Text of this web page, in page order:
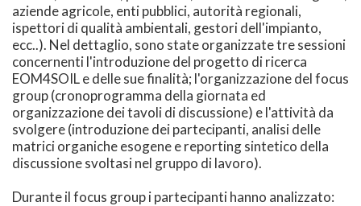
aziende agricole, enti pubblici, autorità regionali,
ispettori di qualità ambientali, gestori dell'impianto,
ecc..). Nel dettaglio, sono state organizzate tre sessioni
concernenti l'introduzione del progetto di ricerca
EOM4SOIL e delle sue finalità; l'organizzazione del focus
group (cronoprogramma della giornata ed
organizzazione dei tavoli di discussione) e l'attività da
svolgere (introduzione dei partecipanti, analisi delle
matrici organiche esogene e reporting sintetico della
discussione svoltasi nel gruppo di lavoro).
Durante il focus group i partecipanti hanno analizzato: